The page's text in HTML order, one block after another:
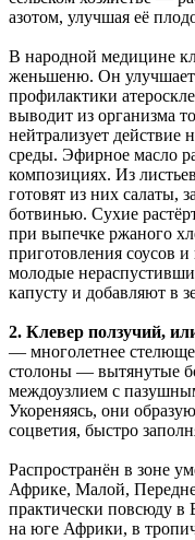
азотом, улучшая её
В народной медицине
женьшеню. Он улучшает
профилактики
выводит из организма
нейтрализует действие
среды. Эфирное масло
композициях. Из
готовят из них салаты,
ботвинью. Сухие
при выпечке ржаного
приготовления соусов
молодые
капусту и добавляют в
2. Клевер ползучий,
— многолетнее
столоны — вытянутые
междоузлием с
Укореняясь, они
соцветия, быстро
Распространён в зоне
Африке, Малой,
практически повсюду в
на юге Африки, в